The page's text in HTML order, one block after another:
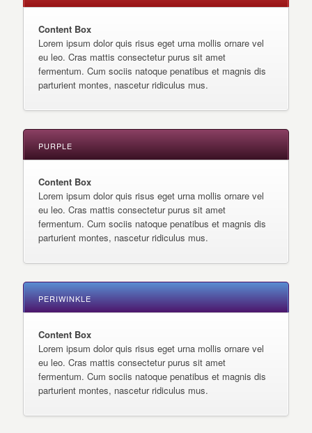
Content Box
Lorem ipsum dolor quis risus eget urna mollis ornare vel
eu leo. Cras mattis consectetur purus sit amet
fermentum. Cum sociis natoque penatibus et magnis dis
parturient montes, nascetur ridiculus mus.
PURPLE
Content Box
Lorem ipsum dolor quis risus eget urna mollis ornare vel
eu leo. Cras mattis consectetur purus sit amet
fermentum. Cum sociis natoque penatibus et magnis dis
parturient montes, nascetur ridiculus mus.
PERIWINKLE
Content Box
Lorem ipsum dolor quis risus eget urna mollis ornare vel
eu leo. Cras mattis consectetur purus sit amet
fermentum. Cum sociis natoque penatibus et magnis dis
parturient montes, nascetur ridiculus mus.